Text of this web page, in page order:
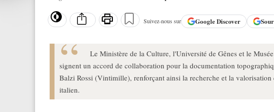
Suivez-nous sur GoogleDiscover
Le Ministère de la Culture, l'Université de Gênes et le
signent un accord de collaboration pour la documentation
Balzi Rossi (Vintimille), renforçant ainsi la recherche et la
italien.